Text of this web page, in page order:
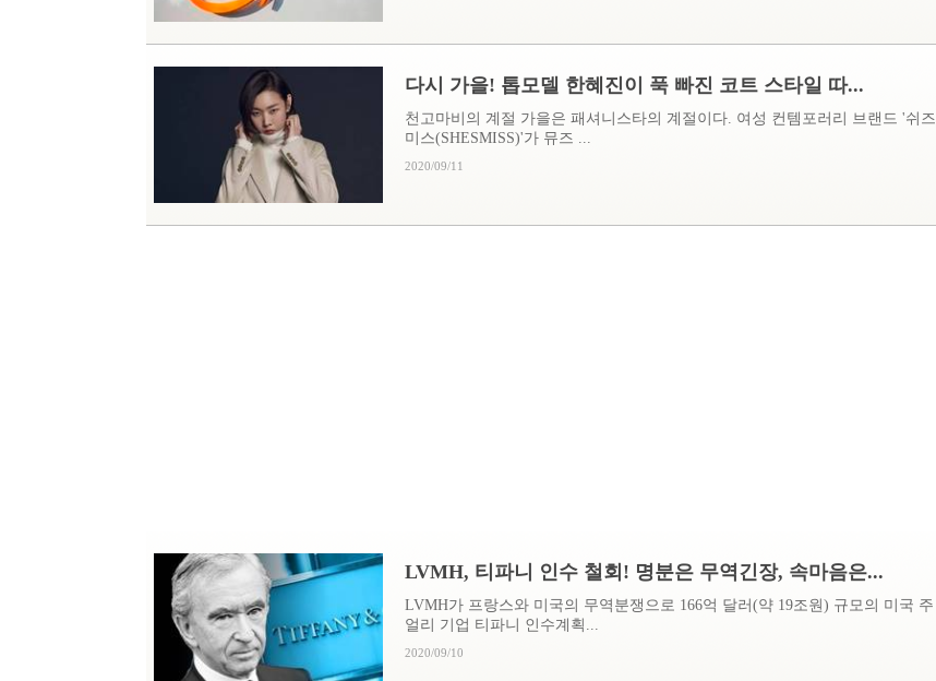
다시 가을! 톱모델 한혜진이 푹 빠진 코트 스타일 따...
천고마비의 계절 가을은 패셔니스타의 계절이다. 여성 컨템포러리 브랜드 '쉬즈
미스(SHESMISS)'가 뮤즈 ...
2020/09/11
LVMH, 티파니 인수 철회! 명분은 무역긴장, 속마음은...
LVMH가 프랑스와 미국의 무역분쟁으로 166억 달러(약 19조원) 규모의 미국 주
얼리 기업 티파니 인수계획...
2020/09/10